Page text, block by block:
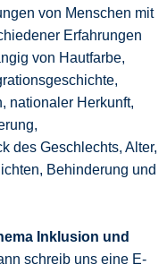
von Menschen mit
Erfahrungen
von Hautfarbe,
nationaler Herkunft,
des Geschlechts, Alter,
Behinderung und
Inklusion und
schreib uns eine E-